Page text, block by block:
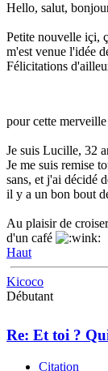
Hello, salut,
Petite nouvelle içi,
m'est venue l'idée
Félicitations
pour cette
Je suis Lucille, 32
Je me suis remise
sans, et j'ai décidé
il y a un bon bout
Au plaisir de
d'un café
Haut
Kicoco
Débutant
Re: Et toi ?
Citation